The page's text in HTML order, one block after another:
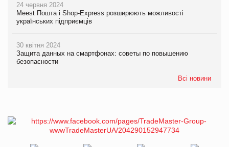
24 червня 2024
Meest Пошта і Shop-Express розширюють можливості
українських підприємців
30 квітня 2024
Защита данных на смартфонах: советы по повышению
безопасности
Всі новини